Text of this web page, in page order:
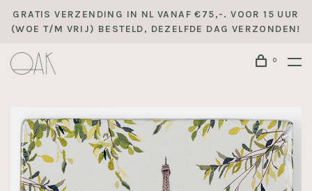
GRATIS VERZENDING IN NL VANAF €75,-. VOOR 15 UUR
(WOE T/M VRIJ) BESTELD, DEZELFDE DAG VERZONDEN!
0